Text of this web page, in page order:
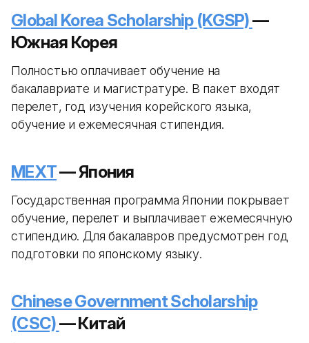
Global Korea Scholarship (KGSP)—
Южная Корея
Полностью оплачивает обучение на
бакалавриате и магистратуре. В пакет входят
перелет, год изучения корейского языка,
обучение и ежемесячная стипендия.
MEXT— Япония
Государственная программа Японии покрывает
обучение, перелет и выплачивает ежемесячную
стипендию. Для бакалавров предусмотрен год
подготовки по японскому языку.
Chinese Government Scholarship
(CSC)— Китай